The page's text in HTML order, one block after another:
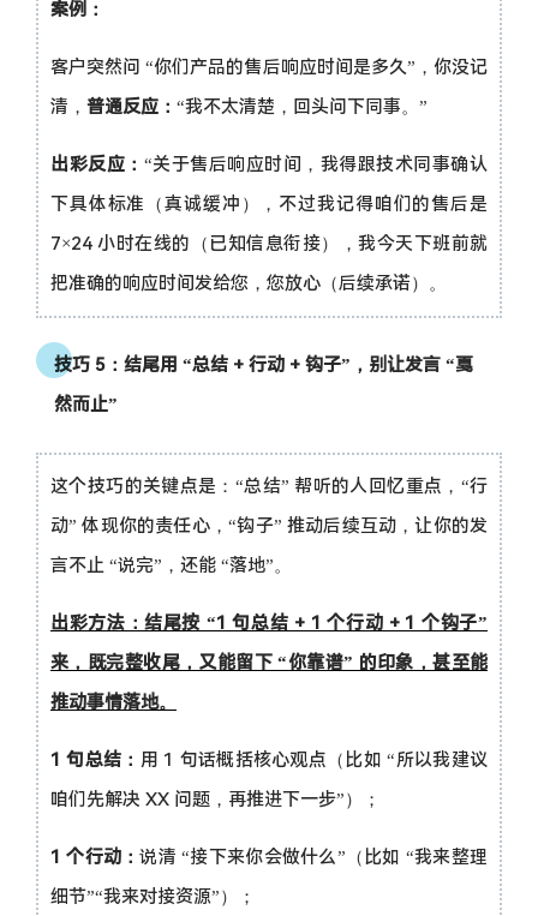
案例：
客户突然问 “你们产品的售后响应时间是多久”，你没记
清， 普通反应： “我不太清楚，回头问下同事。”
出彩反应： “关于售后响应时间，我得跟技术同事确认
下具体标准（真诚缓冲），不过我记得咱们的售后是
7×24 小时在线的（已知信息衔接），我今天下班前就
把准确的响应时间发给您，您放心（后续承诺）。
技巧 5：结尾用 “总结 + 行动 + 钩子”，别让发言 “戛
然而止”
这个技巧的关键点是：“总结” 帮听的人回忆重点，“行
动” 体现你的责任心，“钩子” 推动后续互动，让你的发
言不止 “说完”，还能 “落地”。
出彩方法：结尾按 “1 句总结 + 1 个行动 + 1 个钩子”
来，既完整收尾，又能留下 “你靠谱” 的印象，甚至能
推动事情落地。
1 句总结： 用 1 句话概括核心观点（比如 “所以我建议
咱们先解决 XX 问题，再推进下一步”）；
1 个行动：说清 “接下来你会做什么”（比如 “我来整理
细节”“我来对接资源”）；